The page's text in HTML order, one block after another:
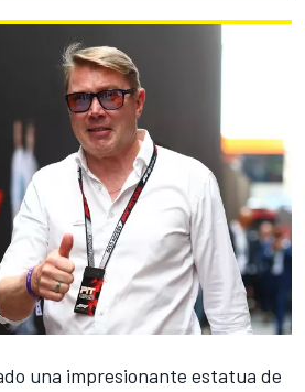
una impresionante estatua de